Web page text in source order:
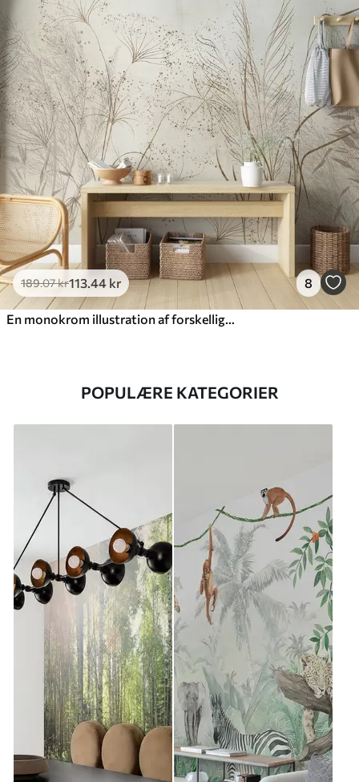
189.07kr113 .44 kr 8
POPULÆRE KATEGORIER